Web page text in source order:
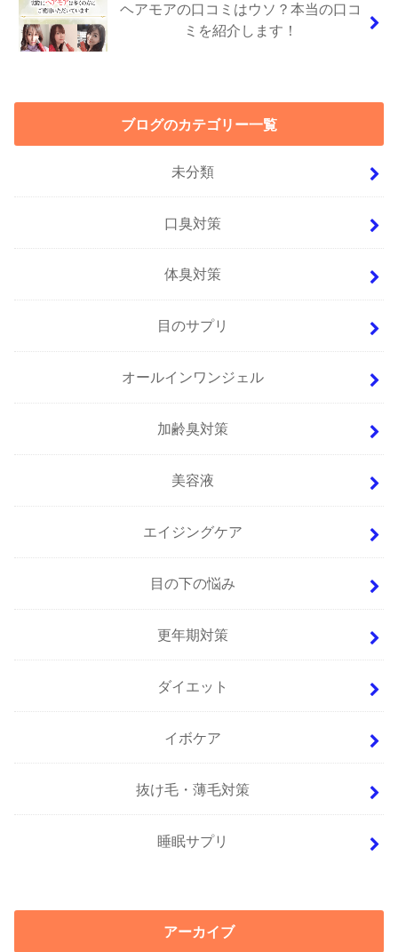
ヘアモアの口コミはウソ？本当の口コ
ミを紹介します！
ブログのカテゴリー一覧
未分類
口臭対策
体臭対策
目のサプリ
オールインワンジェル
加齢臭対策
美容液
エイジングケア
目の下の悩み
更年期対策
ダイエット
イボケア
抜け毛・薄毛対策
睡眠サプリ
アーカイブ